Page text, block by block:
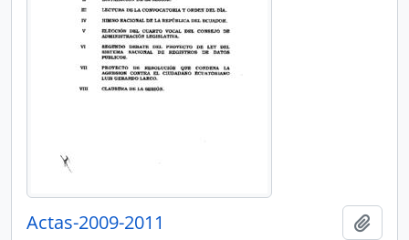
Actas-2009-2011